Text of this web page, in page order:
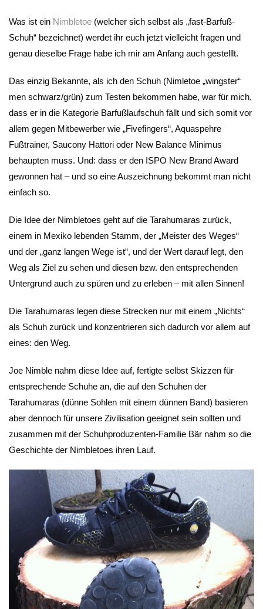
Was ist ein Nimbletoe (welcher sich selbst als „fast-Barfuß-
Schuh“ bezeichnet) werdet ihr euch jetzt vielleicht fragen und
genau dieselbe Frage habe ich mir am Anfang auch gestelllt.
Das einzig Bekannte, als ich den Schuh (Nimletoe „wingster“
men schwarz/grün) zum Testen bekommen habe, war für mich,
dass er in die Kategorie Barfußlaufschuh fällt und sich somit vor
allem gegen Mitbewerber wie „Fivefingers“, Aquaspehre
Fußtrainer, Saucony Hattori oder New Balance Minimus
behaupten muss. Und: dass er den ISPO New Brand Award
gewonnen hat – und so eine Auszeichnung bekommt man nicht
einfach so.
Die Idee der Nimbletoes geht auf die Tarahumaras zurück,
einem in Mexiko lebenden Stamm, der „Meister des Weges“
und der „ganz langen Wege ist“, und der Wert darauf legt, den
Weg als Ziel zu sehen und diesen bzw. den entsprechenden
Untergrund auch zu spüren und zu erleben – mit allen Sinnen!
Die Tarahumaras legen diese Strecken nur mit einem „Nichts“
als Schuh zurück und konzentrieren sich dadurch vor allem auf
eines: den Weg.
Joe Nimble nahm diese Idee auf, fertigte selbst Skizzen für
entsprechende Schuhe an, die auf den Schuhen der
Tarahumaras (dünne Sohlen mit einem dünnen Band) basieren
aber dennoch für unsere Zivilisation geeignet sein sollten und
zusammen mit der Schuhproduzenten-Familie Bär nahm so die
Geschichte der Nimbletoes ihren Lauf.